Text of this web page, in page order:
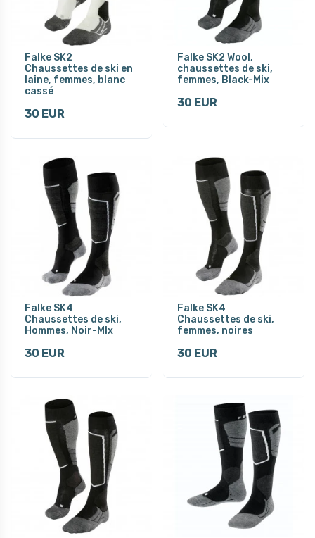
Falke SK2
Chaussettes de ski en
laine, femmes, blanc
cassé
30 EUR
Falke SK2 Wool,
chaussettes de ski,
femmes, Black-Mix
30 EUR
Falke SK4
Chaussettes de ski,
Hommes, Noir-MIx
30 EUR
Falke SK4
Chaussettes de ski,
femmes, noires
30 EUR